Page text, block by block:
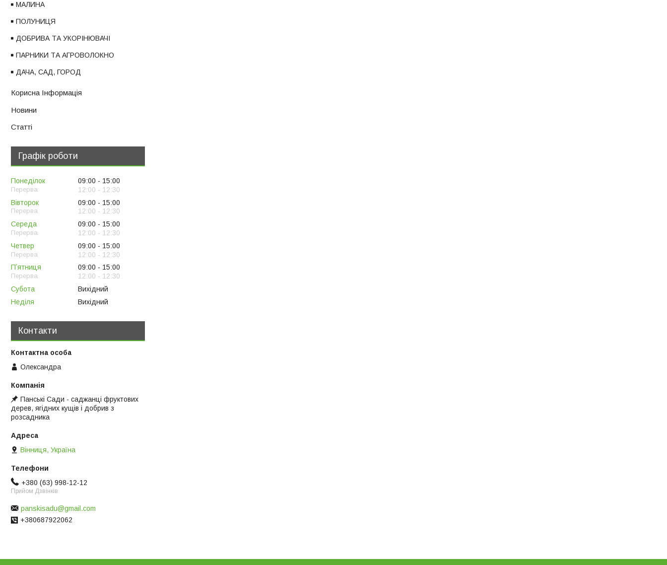
МАЛИНА
ПОЛУНИЦЯ
ДОБРИВА ТА УКОРІНЮВАЧІ
ПАРНИКИ ТА АГРОВОЛОКНО
ДАЧА, САД, ГОРОД
Корисна Інформація
Новини
Статті
Графік роботи
Понеділок 09:00
15:00
12:00
12:30
Вівторок
09:00
15:00
12:00
12:30
Середа
09:00
15:00
12:00
12:30
Четвер
09:00
15:00
12:00
12:30
Пʼятниця
09:00
15:00
12:00
12:30
Субота
Вихідний
Неділя
Вихідний
Контакти
Олександра
Панські Сади - саджанці фруктових
дерев, ягідних кущів і добрив з
розсадника
Вінниця, Україна
+380 (63) 998-12-12
Прийом Дзвінків
panskisadu@gmail.com
+380687922062